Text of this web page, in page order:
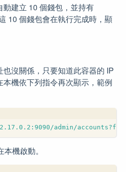
建立 10 個錢包，並持有
10 個錢包會在執行完成時，顯
沒關係，只要知道此容器的 IP
機依下列指令再次顯示，範例
admin/
機啟動。